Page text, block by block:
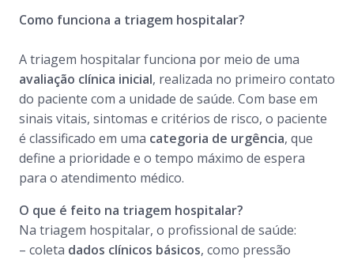
Como funciona a triagem hospitalar?
A triagem hospitalar funciona por meio de uma
avaliação clínica inicial, realizada no primeiro contato
do paciente com a unidade de saúde. Com base em
sinais vitais, sintomas e critérios de risco, o paciente
é classificado em uma categoria de urgência, que
define a prioridade e o tempo máximo de espera
para o atendimento médico.
O que é feito na triagem hospitalar?
Na triagem hospitalar, o profissional de saúde:
– coleta dados clínicos básicos, como pressão